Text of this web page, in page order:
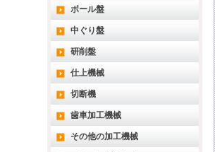
ボール盤
中ぐり盤
研削盤
仕上機械
切断機
歯車加工機械
その他の加工機械